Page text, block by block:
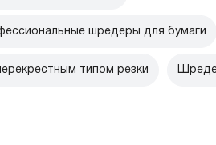
шредеры для бумаги
типом резки